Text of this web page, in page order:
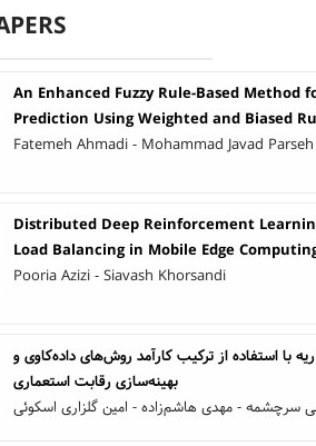
An Enhanced Fuzzy Rule-Based Method
Prediction Using Weighted and Biased
Fatemeh Ahmadi - Mohammad Javad
Distributed Deep Reinforcement
Load Balancing in Mobile Edge
Pooria Azizi - Siavash Khorsandi
با استفاده از ترکیب کارآمد روش‌های داده‌کاوی و
بهینه‌سازی رقابت استعماری
سرچشمه - مهدی هاشم‌زاده - امین گلزاری اسکوئی